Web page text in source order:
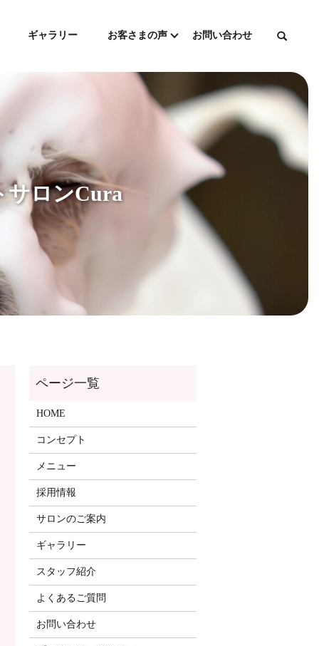
ギャラリー お客さまの声 お問い合わせ
サロンCura
ページ一覧
HOME
コンセプト
メニュー
採用情報
サロンのご案内
ギャラリー
スタッフ紹介
よくあるご質問
お問い合わせ